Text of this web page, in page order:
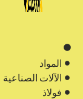
المواد
الآلات الصناعية
فولاذ